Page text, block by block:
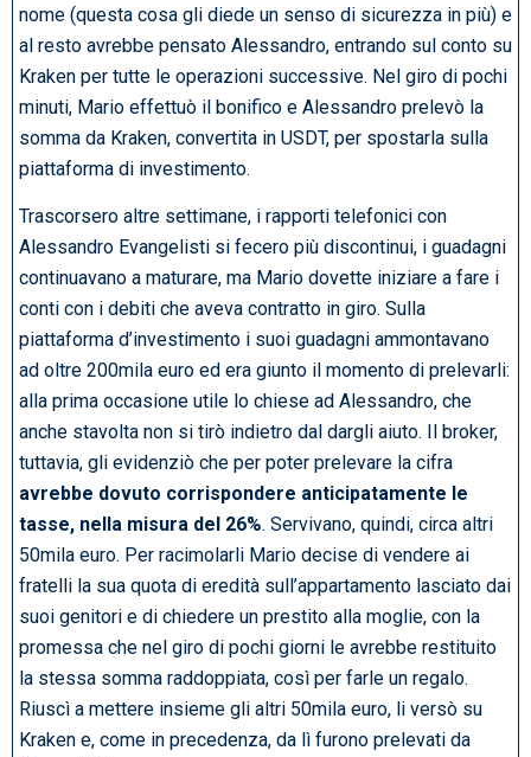
nome (questa cosa gli diede un senso di sicurezza in più) e
al resto avrebbe pensato Alessandro, entrando sul conto su
Kraken per tutte le operazioni successive. Nel giro di pochi
minuti, Mario effettuò il bonifico e Alessandro prelevò la
somma da Kraken, convertita in USDT, per spostarla sulla
piattaforma di investimento.
Trascorsero altre settimane, i rapporti telefonici con
Alessandro Evangelisti si fecero più discontinui, i guadagni
continuavano a maturare, ma Mario dovette iniziare a fare i
conti con i debiti che aveva contratto in giro. Sulla
piattaforma d’investimento i suoi guadagni ammontavano
ad oltre 200mila euro ed era giunto il momento di prelevarli:
alla prima occasione utile lo chiese ad Alessandro, che
anche stavolta non si tirò indietro dal dargli aiuto. Il broker,
tuttavia, gli evidenziò che per poter prelevare la cifra
avrebbe dovuto corrispondere anticipatamente le
tasse, nella misura del 26%. Servivano, quindi, circa altri
50mila euro. Per racimolarli Mario decise di vendere ai
fratelli la sua quota di eredità sull’appartamento lasciato dai
suoi genitori e di chiedere un prestito alla moglie, con la
promessa che nel giro di pochi giorni le avrebbe restituito
la stessa somma raddoppiata, così per farle un regalo.
Riuscì a mettere insieme gli altri 50mila euro, li versò su
Kraken e, come in precedenza, da lì furono prelevati da